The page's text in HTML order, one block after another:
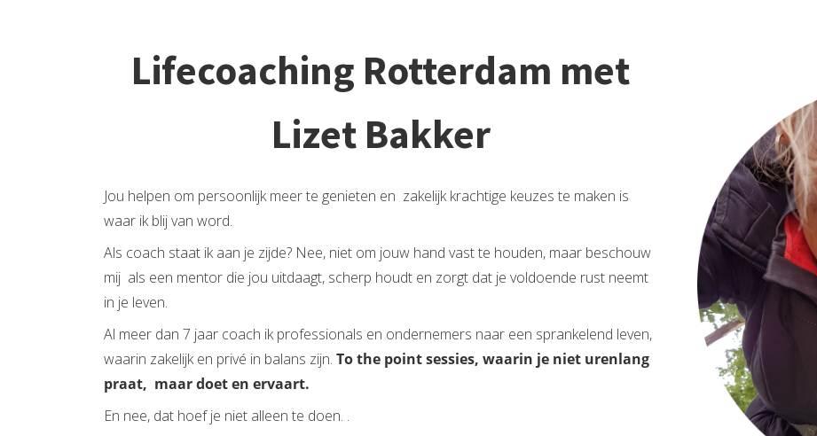
Lifecoaching Rotterdam met
Lizet Bakker
Jou helpen om persoonlijk meer te genieten en zakelijk krachtige keuzes te maken is
waar ik blij van word.
Als coach staat ik aan je zijde? Nee, niet om jouw hand vast te houden, maar beschouw
mij als een mentor die jou uitdaagt, scherp houdt en zorgt dat je voldoende rust neemt
in je leven.
Al meer dan 7 jaar coach ik professionals en ondernemers naar een sprankelend leven,
waarin zakelijk en privé in balans zijn. To the point sessies, waarin je niet urenlang
praat, maar doet en ervaart.
En nee, dat hoef je niet alleen te doen. .